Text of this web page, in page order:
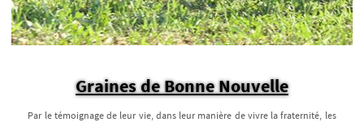
Graines de Bonne Nouvelle
Par le témoignage de leur vie, dans leur manière de vivre la fraternité, les